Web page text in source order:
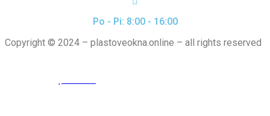
Po - Pi: 8:00 - 16:00
Copyright © 2024 – plastoveokna.online – all rights reserved